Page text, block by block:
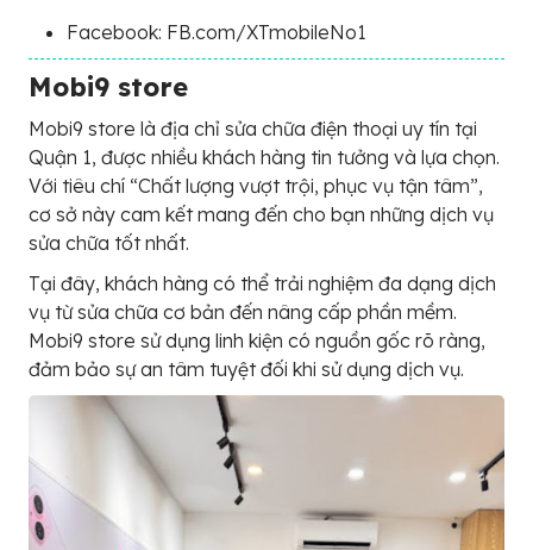
Facebook: FB.com/XTmobileNo1
Mobi9 store
Mobi9 store là địa chỉ sửa chữa điện thoại uy tín tại
Quận 1, được nhiều khách hàng tin tưởng và lựa chọn.
Với tiêu chí “Chất lượng vượt trội, phục vụ tận tâm”,
cơ sở này cam kết mang đến cho bạn những dịch vụ
sửa chữa tốt nhất.
Tại đây, khách hàng có thể trải nghiệm đa dạng dịch
vụ từ sửa chữa cơ bản đến nâng cấp phần mềm.
Mobi9 store sử dụng linh kiện có nguồn gốc rõ ràng,
đảm bảo sự an tâm tuyệt đối khi sử dụng dịch vụ.